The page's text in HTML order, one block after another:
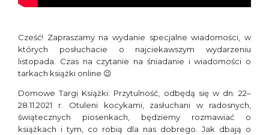
Cześć! Zapraszamy na wydanie specjalne wiadomości, w
których posłuchacie o najciekawszym wydarzeniu
listopada. Czas na czytanie na śniadanie i wiadomości o
tarkach książki online 😉
Domowe Targi Książki: Przytulność, odbędą się w dn. 22–
28.11.2021 r. Otuleni kocykami, zasłuchani w radosnych,
świątecznych piosenkach, będziemy rozmawiać o
książkach i tym, co robią dla nas dobrego. Jak dbają o